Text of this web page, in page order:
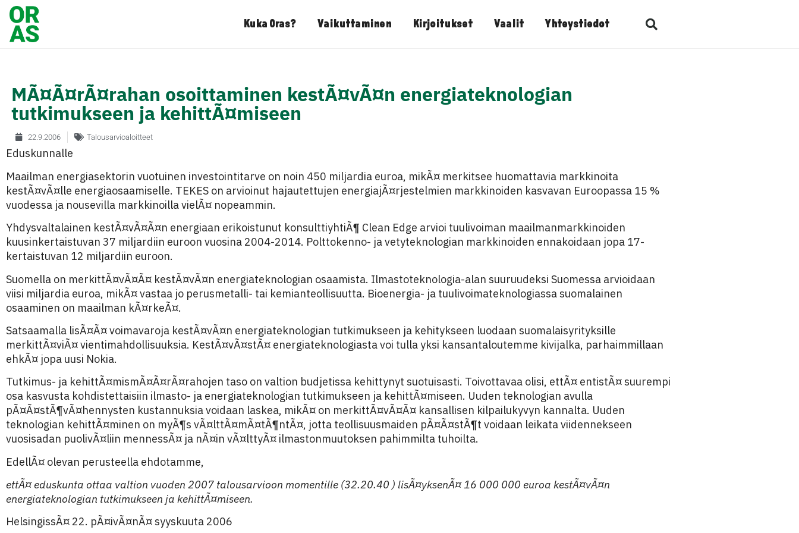
Kuka Oras? Vaikuttaminen Kirjoitukset Vaalit Yhteystiedot
MÃ¤Ã¤rÃ¤rahan osoittaminen kestÃ¤vÃ¤n energiateknologian
tutkimukseen ja kehittÃ¤miseen
22.9.2006 Talousarvioaloitteet
Eduskunnalle
Maailman energiasektorin vuotuinen investointitarve on noin 450 miljardia euroa, mikÃ¤ merkitsee huomattavia markkinoita
kestÃ¤vÃ¤lle energiaosaamiselle. TEKES on arvioinut hajautettujen energiajÃ¤rjestelmien markkinoiden kasvavan Euroopassa 15 %
vuodessa ja nousevilla markkinoilla vielÃ¤ nopeammin.
Yhdysvaltalainen kestÃ¤vÃ¤Ã¤n energiaan erikoistunut konsulttiyhtiÃ¶ Clean Edge arvioi tuulivoiman maailmanmarkkinoiden
kuusinkertaistuvan 37 miljardiin euroon vuosina 2004-2014. Polttokenno- ja vetyteknologian markkinoiden ennakoidaan jopa 17-
kertaistuvan 12 miljardiin euroon.
Suomella on merkittÃ¤vÃ¤Ã¤ kestÃ¤vÃ¤n energiateknologian osaamista. Ilmastoteknologia-alan suuruudeksi Suomessa arvioidaan
viisi miljardia euroa, mikÃ¤ vastaa jo perusmetalli- tai kemianteollisuutta. Bioenergia- ja tuulivoimateknologiassa suomalainen
osaaminen on maailman kÃ¤rkeÃ¤.
Satsaamalla lisÃ¤Ã¤ voimavaroja kestÃ¤vÃ¤n energiateknologian tutkimukseen ja kehitykseen luodaan suomalaisyrityksille
merkittÃ¤viÃ¤ vientimahdollisuuksia. KestÃ¤vÃ¤stÃ¤ energiateknologiasta voi tulla yksi kansantaloutemme kivijalka, parhaimmillaan
ehkÃ¤ jopa uusi Nokia.
Tutkimus- ja kehittÃ¤mismÃ¤Ã¤rÃ¤rahojen taso on valtion budjetissa kehittynyt suotuisasti. Toivottavaa olisi, ettÃ¤ entistÃ¤ suurempi
osa kasvusta kohdistettaisiin ilmasto- ja energiateknologian tutkimukseen ja kehittÃ¤miseen. Uuden teknologian avulla
pÃ¤Ã¤stÃ¶vÃ¤hennysten kustannuksia voidaan laskea, mikÃ¤ on merkittÃ¤vÃ¤Ã¤ kansallisen kilpailukyvyn kannalta. Uuden
teknologian kehittÃ¤minen on myÃ¶s vÃ¤lttÃ¤mÃ¤tÃ¶ntÃ¤, jotta teollisuusmaiden pÃ¤Ã¤stÃ¶t voidaan leikata viidennekseen
vuosisadan puolivÃ¤liin mennessÃ¤ ja nÃ¤in vÃ¤lttyÃ¤ ilmastonmuutoksen pahimmilta tuhoilta.
EdellÃ¤ olevan perusteella ehdotamme,
ettÃ¤ eduskunta ottaa valtion vuoden 2007 talousarvioon momentille (32.20.40 ) lisÃ¤yksenÃ¤ 16 000 000 euroa kestÃ¤vÃ¤n
energiateknologian tutkimukseen ja kehittÃ¤miseen.
HelsingissÃ¤ 22. pÃ¤ivÃ¤nÃ¤ syyskuuta 2006